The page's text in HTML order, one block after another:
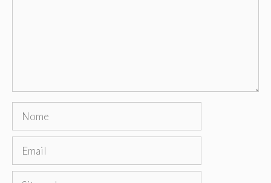
Nome
Email
Sito